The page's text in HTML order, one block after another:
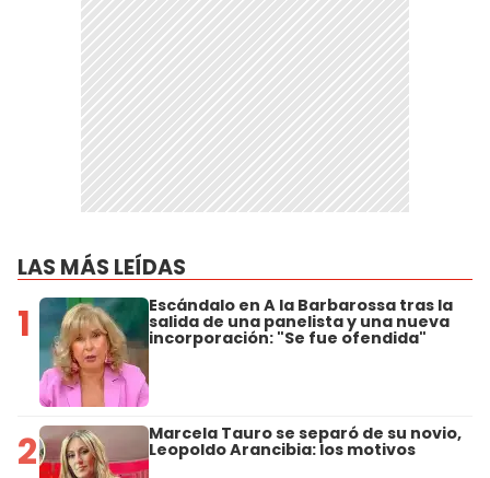
LAS MÁS LEÍDAS
1 Escándalo en A la Barbarossa tras la
salida de una panelista y una nueva
incorporación: "Se fue ofendida"
2 Marcela Tauro se separó de su novio,
Leopoldo Arancibia: los motivos